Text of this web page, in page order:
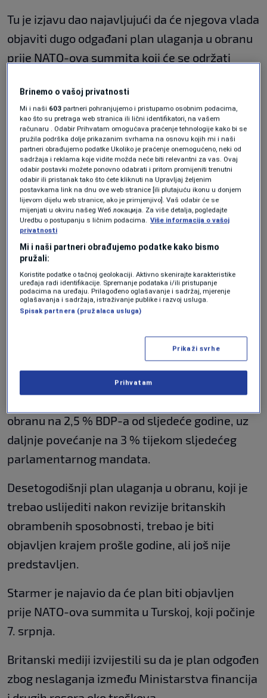
Tu je izjavu dao najavljujući da će njegova vlada
objaviti dugo odgađani plan ulaganja u obranu
prije NATO-ova summita koji će se održati
„Naša je obavještajna procjena, kao i procjena
drugih zemalja članica NATO-a, da bi Rusija
mogla napasti NATO već 2030. godine“, rekao
je Starmer.
„Zato možete vidjeti koliku hitnost i važnost
pridajemo ovom pitanju“, dodao je tijekom
posjeta proizvođaču dronova na jugozapadu
Engleske.
Njegove izjave podudaraju se sa sličnim
procjenama drugih europskih čelnika i glavnog
tajnika NATO-aMarka Ruttea
upozorio da bi Rusija „mogla biti spremna
upotrijebiti vojnu silu protiv NATO-a u roku od
pet godina“.
obranu na 2,5 % BDP-a od sljedeće godine, uz
daljnje povećanje na 3 % tijekom sljedećeg
parlamentarnog mandata.
Desetogodišnji plan ulaganja u obranu, koji je
trebao uslijediti nakon revizije britanskih
obrambenih sposobnosti, trebao je biti
objavljen krajem prošle godine, ali još nije
predstavljen.
Starmer je najavio da će plan biti objavljen
prije NATO-ova summita u Turskoj, koji počinje
7. srpnja.
Britanski mediji izvijestili su da je plan odgođen
zbog neslaganja između Ministarstva financija
Brinemo o vašoj privatnosti
Mi i naši 603 partneri pohranjujemo i pristupamo osobnim podacima,
kao što su pretraga web stranica ili lični identifikatori, na vašem
računaru . Odabir Prihvatam omogućava praćenje tehnologije kako bi se
pružila podrška dolje prikazanim svrhama na osnovu kojih mi i naši
partneri obrađujemo podatke Ukoliko je praćenje onemogućeno, neki od
sadržaja i reklama koje vidite možda neće biti relevantni za vas. Ovaj
odabir postavki možete ponovno odabrati i pritom promijeniti trenutni
odabir ili pristanak tako što ćete kliknuti na Upravljaj željenim
postavkama link na dnu ove web stranice [ili plutajuću ikonu u donjem
lijevom dijelu web stranice, ako je primjenjivo]. Vaš odabir će se
mijenjati u okviru našeg Wеб локација. Za više detalja, pogledajte
Uredbu o postupanju s ličnim podacima. Više informacija o vašoj
privatnosti
Mi i naši partneri obrađujemo podatke kako bismo
pružali:
Koristite podatke o tačnoj geolokaciji. Aktivno skenirajte karakteristike
uređaja radi identifikacije. Spremanje podataka i/ili pristupanje
podacima na uređaju. Prilagođeno oglašavanje i sadržaj, mjerenje
oglašavanja i sadržaja, istraživanje publike i razvoj usluga.
Spisak partnera (pružalaca usluga)
Prikaži svrhe
Prihvatam